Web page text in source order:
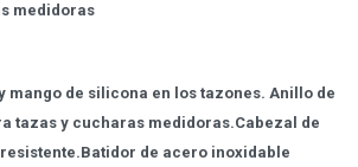
medidoras
mango de silicona en los tazones. Anillo de
tazas y cucharas medidoras.Cabezal de
de acero inoxidable